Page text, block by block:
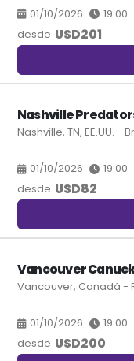
01/10/2026
19:00
desde USD201
Nashville
Nashville, TN, EE.UU. -
01/10/2026
19:00
desde USD82
Vancouver
Vancouver, Canadá -
01/10/2026
19:00
desde USD200